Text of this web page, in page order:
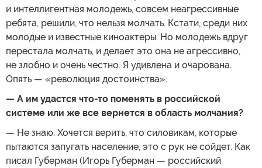
и интеллигентная молодежь, совсем неагрессивные
ребята, решили, что нельзя молчать. Кстати, среди них
молодые и известные киноактеры. Но молодежь вдруг
перестала молчать, и делает это она не агрессивно,
не злобно и очень честно. Я удивлена и очарована.
Опять — «революция достоинства».
— А им удастся что-то поменять в российской
системе или же все вернется в область молчания?
— Не знаю. Хочется верить, что силовикам, которые
пытаются запугать население, это с рук не сойдет. Как
писал Губерман (Игорь Губерман — российский